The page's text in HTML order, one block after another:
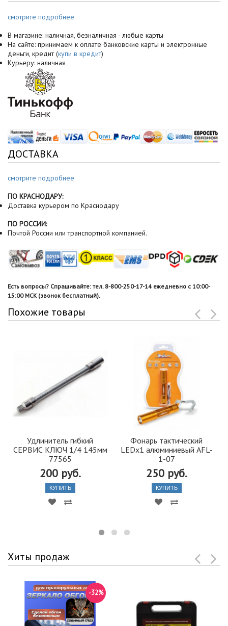
смотрите подробнее
В магазине: наличная, безналичная - любые карты
На сайте: принимаем к оплате банковские карты и электронные
деньги, кредит (купи в кредит)
Курьеру: наличная
ДОСТАВКА
смотрите подробнее
ПО КРАСНОДАРУ:
Доставка курьером по Краснодару
ПО РОССИИ:
Почтой России или транспортной компанией.
Есть вопросы? Спрашивайте: тел. 8-800-250-17-14 ежедневно с 10:00-
15:00 МСК (звонок бесплатный).
Похожие товары
Удлинитель гибкий
СЕРВИС КЛЮЧ 1/4 145мм
77565
200 руб.
КУПИТЬ
Фонарь тактический
LEDx1 алюминиевый AFL-
1-07
250 руб.
КУПИТЬ
Хиты продаж
-32%